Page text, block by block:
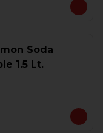
Soda
1.5 Lt.